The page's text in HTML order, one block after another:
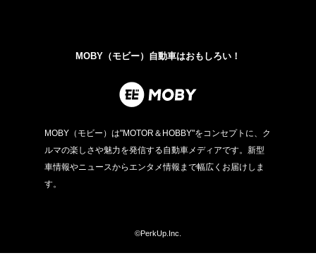
MOBY（モビー）自動車はおもしろい！
MOBY（モビー）は"MOTOR＆HOBBY"をコンセプトに、ク
ルマの楽しさや魅力を発信する自動車メディアです。新型
車情報やニュースからエンタメ情報まで幅広くお届けしま
す。
©PerkUp.Inc.